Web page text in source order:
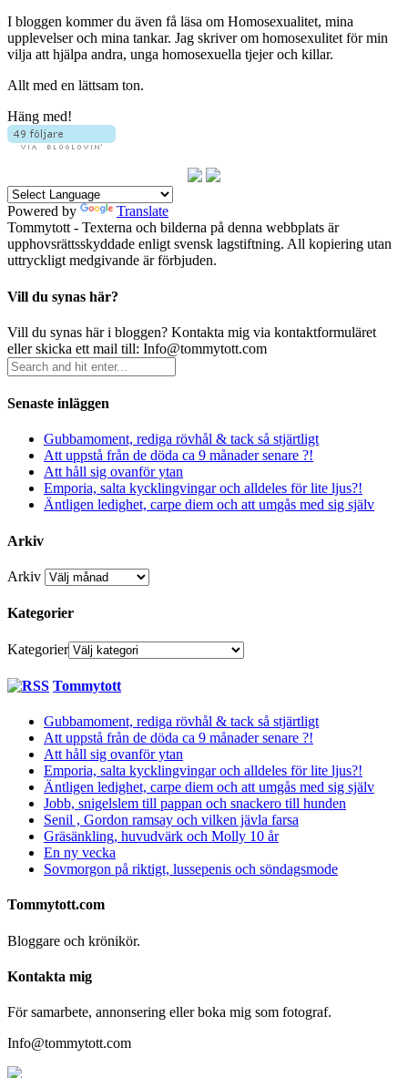
I bloggen kommer du även få läsa om Homosexualitet, mina
upplevelser och mina tankar. Jag skriver om homosexulitet för min
vilja att hjälpa andra, unga homosexuella tjejer och killar.
Allt med en lättsam ton.
Häng med!
Powered by
Translate
Tommytott - Texterna och bilderna på denna webbplats är
upphovsrättsskyddade enligt svensk lagstiftning. All kopiering utan
uttryckligt medgivande är förbjuden.
Vill du synas här?
Vill du synas här i bloggen? Kontakta mig via kontaktformuläret
eller skicka ett mail till: Info@tommytott.com
Senaste inläggen
Gubbamoment, rediga rövhål & tack så stjärtligt
Att uppstå från de döda ca 9 månader senare ?!
Att håll sig ovanför ytan
Emporia, salta kycklingvingar och alldeles för lite ljus?!
Äntligen ledighet, carpe diem och att umgås med sig själv
Arkiv
Arkiv
Kategorier
Kategorier
Tommytott
Gubbamoment, rediga rövhål & tack så stjärtligt
Att uppstå från de döda ca 9 månader senare ?!
Att håll sig ovanför ytan
Emporia, salta kycklingvingar och alldeles för lite ljus?!
Äntligen ledighet, carpe diem och att umgås med sig själv
Jobb, snigelslem till pappan och snackero till hunden
Senil , Gordon ramsay och vilken jävla farsa
Gräsänkling, huvudvärk och Molly 10 år
En ny vecka
Sovmorgon på riktigt, lussepenis och söndagsmode
Tommytott.com
Bloggare och krönikör.
Kontakta mig
För samarbete, annonsering eller boka mig som fotograf.
Info@tommytott.com